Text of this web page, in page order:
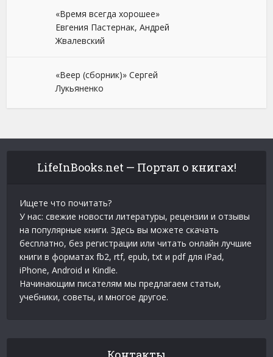
«Время всегда хорошее»
Евгения Пастернак, Андрей
Жвалевский
«Веер (сборник)» Сергей
Лукьяненко
LifeInBooks.net — Портал о книгах!
Ищете что почитать?
У нас: свежие новости литературы, рецензии и отзывы
на популярные книги. Здесь вы можете скачать
бесплатно, без регистрации или читать онлайн лучшие
книги в форматах fb2, rtf, epub, txt и pdf для iPad,
iPhone, Android и Kindle.
Начинающим писателям мы предлагаем статьи,
учебники, советы, и многое другое.